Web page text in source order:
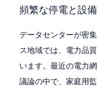
頻繁な停電と設
データセンターが密
ス地域では、電力品
います。最近の電力
議論の中で、家庭用